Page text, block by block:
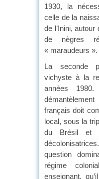
1930, la
celle de la
de l’Inini, autour
de nègres
« maraudeurs ».
La seconde
vichyste à la
années
français doit
local, sous la
du Brésil et
question
régime
enseignant,